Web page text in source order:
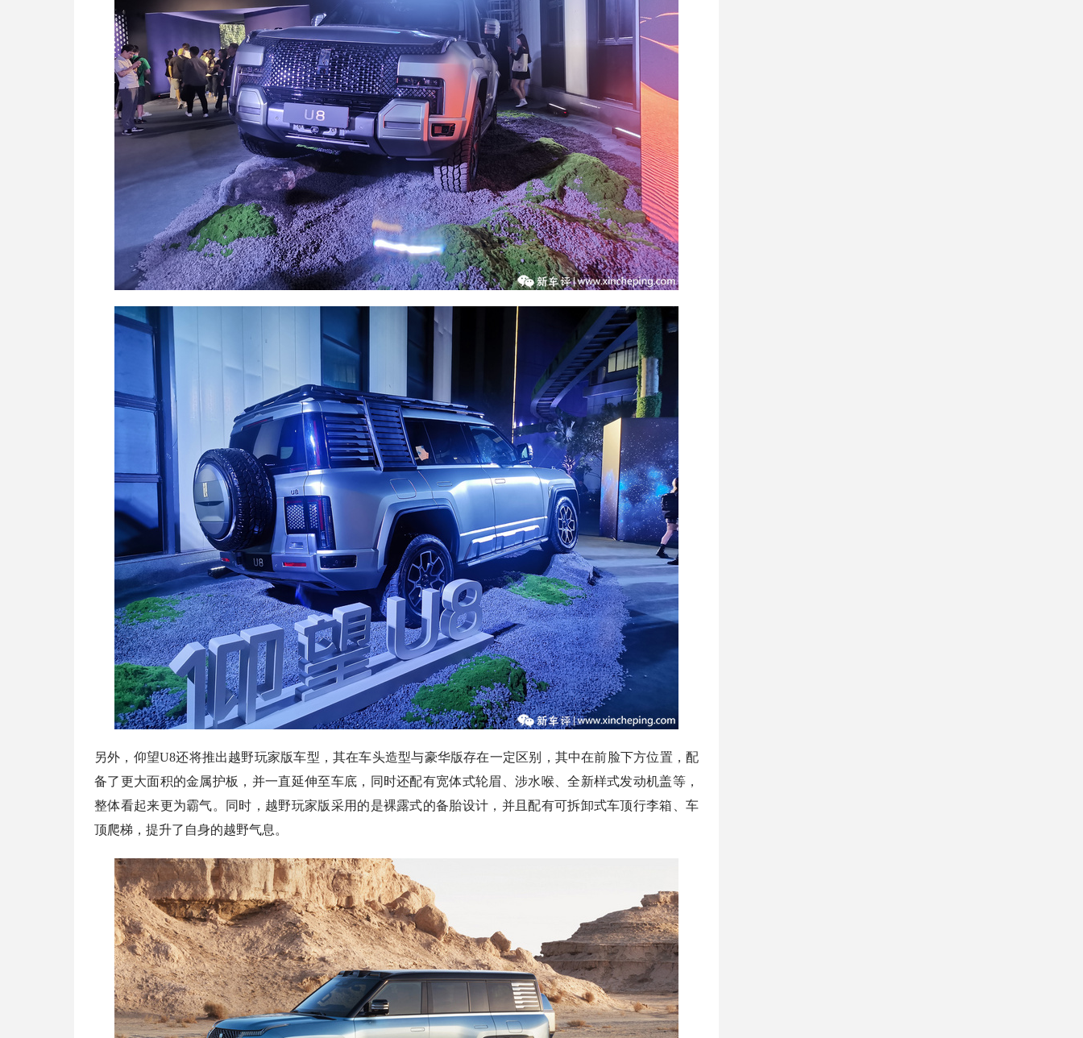
另外，仰望U8还将推出越野玩家版车型，其在车头造型与豪华版存在一定区别，其中在前脸下方位置，配
备了更大面积的金属护板，并一直延伸至车底，同时还配有宽体式轮眉、涉水喉、全新样式发动机盖等，
整体看起来更为霸气。同时，越野玩家版采用的是裸露式的备胎设计，并且配有可拆卸式车顶行李箱、车
顶爬梯，提升了自身的越野气息。